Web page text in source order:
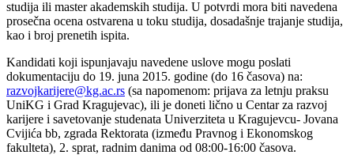
studija ili master akademskih studija. U potvrdi mora biti navedena
prosečna ocena ostvarena u toku studija, dosadašnje trajanje studija,
kao i broj prenetih ispita.
Kandidati koji ispunjavaju navedene uslove mogu poslati
dokumentaciju do 19. juna 2015. godine (do 16 časova) na:
razvojkarijere@kg.ac.rs (sa napomenom: prijava za letnju praksu
UniKG i Grad Kragujevac), ili je doneti lično u Centar za razvoj
karijere i savetovanje studenata Univerziteta u Kragujevcu- Jovana
Cvijića bb, zgrada Rektorata (između Pravnog i Ekonomskog
fakulteta), 2. sprat, radnim danima od 08:00-16:00 časova.